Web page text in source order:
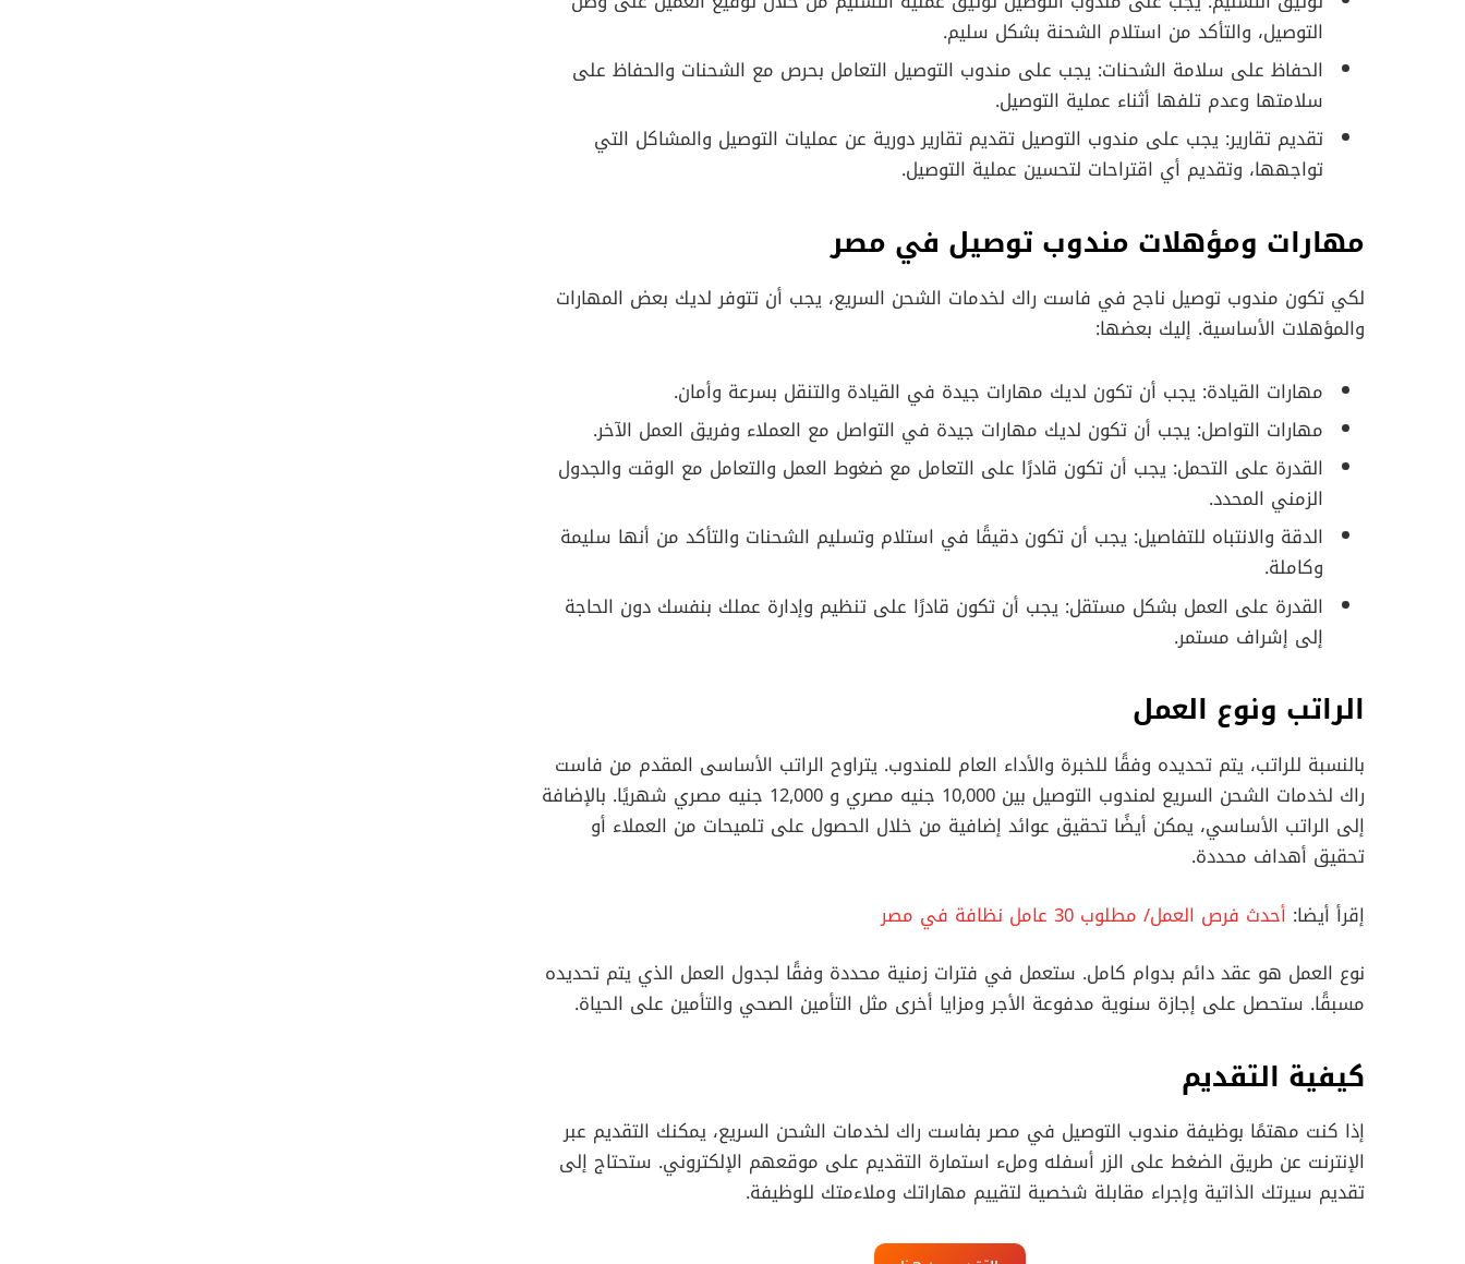
التوصيل، والتأكد من استلام الشحنة بشكل سليم.
الحفاظ على سلامة الشحنات: يجب على مندوب التوصيل التعامل بحرص مع الشحنات والحفاظ على
سلامتها وعدم تلفها أثناء عملية التوصيل.
تقديم تقارير: يجب على مندوب التوصيل تقديم تقارير دورية عن عمليات التوصيل والمشاكل التي
تواجهها، وتقديم أي اقتراحات لتحسين عملية التوصيل.
مهارات ومؤهلات مندوب توصيل في مصر
لكي تكون مندوب توصيل ناجح في فاست راك لخدمات الشحن السريع، يجب أن تتوفر لديك بعض المهارات
والمؤهلات الأساسية. إليك بعضها:
مهارات القيادة: يجب أن تكون لديك مهارات جيدة في القيادة والتنقل بسرعة وأمان.
مهارات التواصل: يجب أن تكون لديك مهارات جيدة في التواصل مع العملاء وفريق العمل الآخر.
القدرة على التحمل: يجب أن تكون قادرًا على التعامل مع ضغوط العمل والتعامل مع الوقت والجدول
الزمني المحدد.
الدقة والانتباه للتفاصيل: يجب أن تكون دقيقًا في استلام وتسليم الشحنات والتأكد من أنها سليمة
وكاملة.
القدرة على العمل بشكل مستقل: يجب أن تكون قادرًا على تنظيم وإدارة عملك بنفسك دون الحاجة
إلى إشراف مستمر.
الراتب ونوع العمل
بالنسبة للراتب، يتم تحديده وفقًا للخبرة والأداء العام للمندوب. يتراوح الراتب الأساسى المقدم من فاست
راك لخدمات الشحن السريع لمندوب التوصيل بين 10,000 جنيه مصري و 12,000 جنيه مصري شهريًا. بالإضافة
إلى الراتب الأساسي، يمكن أيضًا تحقيق عوائد إضافية من خلال الحصول على تلميحات من العملاء أو
تحقيق أهداف محددة.
إقرأ أيضا: أحدث فرص العمل/ مطلوب 30 عامل نظافة في مصر
نوع العمل هو عقد دائم بدوام كامل. ستعمل في فترات زمنية محددة وفقًا لجدول العمل الذي يتم تحديده
مسبقًا. ستحصل على إجازة سنوية مدفوعة الأجر ومزايا أخرى مثل التأمين الصحي والتأمين على الحياة.
كيفية التقديم
إذا كنت مهتمًا بوظيفة مندوب التوصيل في مصر بفاست راك لخدمات الشحن السريع، يمكنك التقديم عبر
الإنترنت عن طريق الضغط على الزر أسفله وملء استمارة التقديم على موقعهم الإلكتروني. ستحتاج إلى
تقديم سيرتك الذاتية وإجراء مقابلة شخصية لتقييم مهاراتك وملاءمتك للوظيفة.